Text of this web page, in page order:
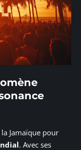
Jamaïque pour
. Avec ses